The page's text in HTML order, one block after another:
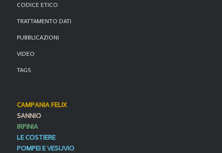
CODICE ETICO
TRATTAMENTO DATI
PUBBLICAZIONI
VIDEO
TAGS
CAMPANIA FELIX
SANNIO
IRPINIA
LE COSTIERE
POMPEI E VESUVIO